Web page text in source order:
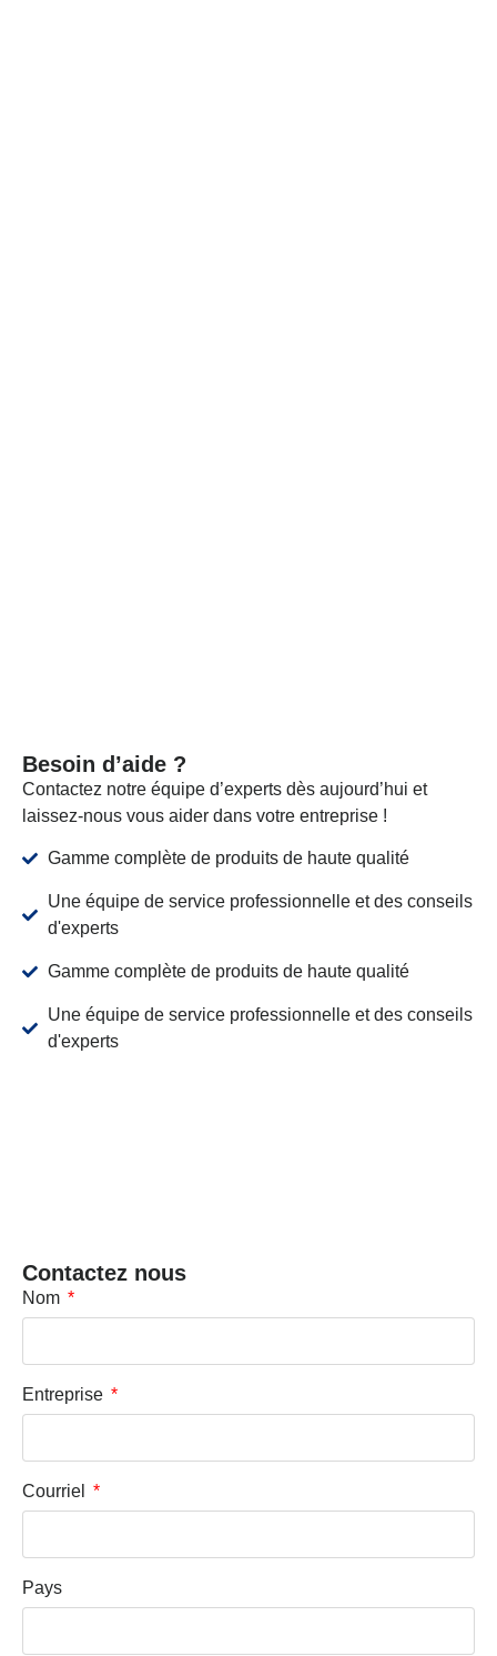
Besoin d’aide ?
Contactez notre équipe d’experts dès aujourd’hui et
laissez-nous vous aider dans votre entreprise !
Gamme complète de produits de haute qualité
Une équipe de service professionnelle et des conseils
d'experts
Gamme complète de produits de haute qualité
Une équipe de service professionnelle et des conseils
d'experts
Contactez nous
Nom
Entreprise
Courriel
Pays